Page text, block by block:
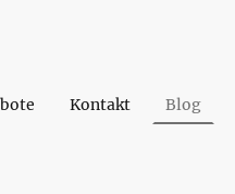
Kontakt Blog